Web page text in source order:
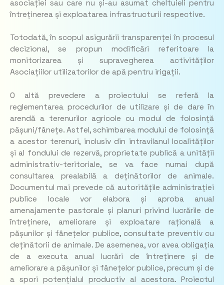
asociației sau care nu și-au asumat cheltuieli pentru
întreținerea și exploatarea infrastructurii respective.
Totodată, în scopul asigurării transparenței în procesul
decizional, se propun modificări referitoare la
monitorizarea și supravegherea activităților
Asociațiilor utilizatorilor de apă pentru irigații.
O altă prevedere a proiectului se referă la
reglementarea procedurilor de utilizare și de dare în
arendă a terenurilor agricole cu modul de folosință
pășuni/fânețe. Astfel, schimbarea modului de folosință
a acestor terenuri, inclusiv din intravilanul localităților
și al fondului de rezervă, proprietate publică a unității
administrativ-teritoriale, se va face numai după
consultarea prealabilă a deținătorilor de animale.
Documentul mai prevede că autoritățile administrației
publice locale vor elabora și aproba anual
amenajamente pastorale și planuri privind lucrările de
întreținere, ameliorare și exploatare rațională a
pășunilor și fânețelor publice, consultate preventiv cu
deținătorii de animale. De asemenea, vor avea obligația
de a executa anual lucrări de întreținere și de
ameliorare a pășunilor și fânețelor publice, precum și de
a spori potențialul productiv al acestora. Proiectul